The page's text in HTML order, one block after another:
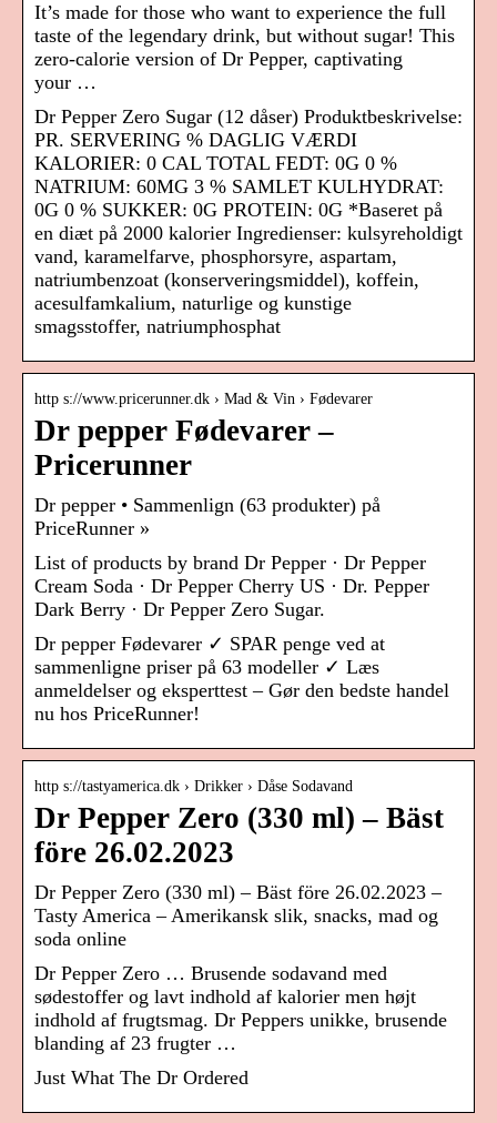
It’s made for those who want to experience the full
taste of the legendary drink, but without sugar! This
zero-calorie version of Dr Pepper, captivating
your …
Dr Pepper Zero Sugar (12 dåser) Produktbeskrivelse:
PR. SERVERING % DAGLIG VÆRDI
KALORIER: 0 CAL TOTAL FEDT: 0G 0 %
NATRIUM: 60MG 3 % SAMLET KULHYDRAT:
0G 0 % SUKKER: 0G PROTEIN: 0G *Baseret på
en diæt på 2000 kalorier Ingredienser: kulsyreholdigt
vand, karamelfarve, phosphorsyre, aspartam,
natriumbenzoat (konserveringsmiddel), koffein,
acesulfamkalium, naturlige og kunstige
smagsstoffer, natriumphosphat
http s://www.pricerunner.dk › Mad & Vin › Fødevarer
Dr pepper Fødevarer –
Pricerunner
Dr pepper • Sammenlign (63 produkter) på
PriceRunner »
List of products by brand Dr Pepper · Dr Pepper
Cream Soda · Dr Pepper Cherry US · Dr. Pepper
Dark Berry · Dr Pepper Zero Sugar.
Dr pepper Fødevarer ✓ SPAR penge ved at
sammenligne priser på 63 modeller ✓ Læs
anmeldelser og eksperttest – Gør den bedste handel
nu hos PriceRunner!
http s://tastyamerica.dk › Drikker › Dåse Sodavand
Dr Pepper Zero (330 ml) – Bäst
före 26.02.2023
Dr Pepper Zero (330 ml) – Bäst före 26.02.2023 –
Tasty America – Amerikansk slik, snacks, mad og
soda online
Dr Pepper Zero … Brusende sodavand med
sødestoffer og lavt indhold af kalorier men højt
indhold af frugtsmag. Dr Peppers unikke, brusende
blanding af 23 frugter …
Just What The Dr Ordered